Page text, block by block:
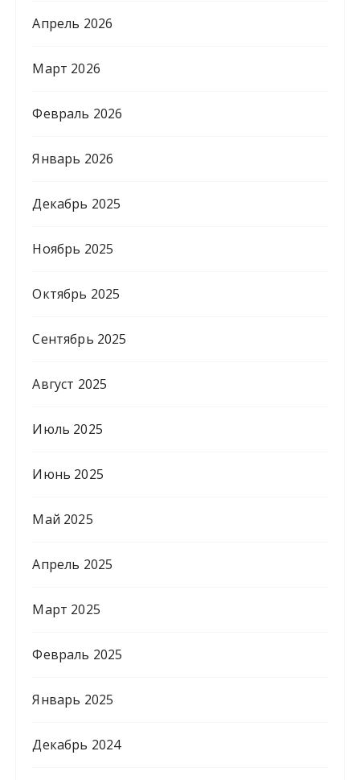
Апрель 2026
Март 2026
Февраль 2026
Январь 2026
Декабрь 2025
Ноябрь 2025
Октябрь 2025
Сентябрь 2025
Август 2025
Июль 2025
Июнь 2025
Май 2025
Апрель 2025
Март 2025
Февраль 2025
Январь 2025
Декабрь 2024